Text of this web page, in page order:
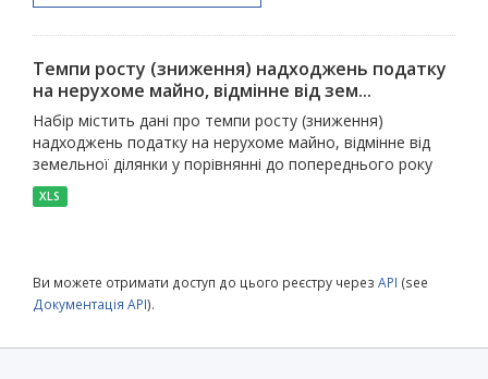
Темпи росту (зниження) надходжень податку
на нерухоме майно, відмінне від зем...
Набір містить дані про темпи росту (зниження)
надходжень податку на нерухоме майно, відмінне від
земельної ділянки у порівнянні до попереднього року
XLS
Ви можете отримати доступ до цього реєстру через API (see
Документація API).